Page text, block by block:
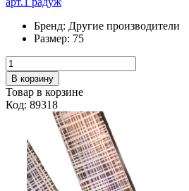
Бренд: Другие производители
Размер: 75
В корзину
Товар в корзине
Код: 89318